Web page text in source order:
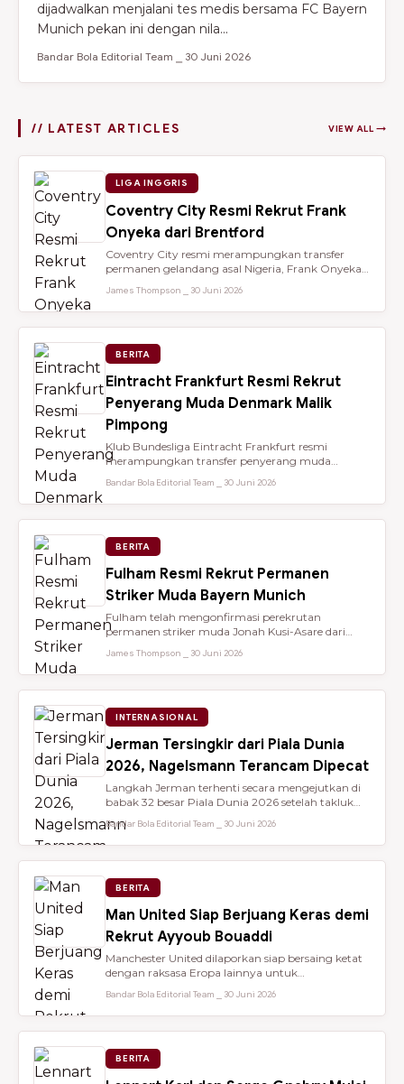
dijadwalkan menjalani tes medis bersama FC Bayern
Munich pekan ini dengan nila...
Bandar Bola Editorial Team ⎯ 30 Juni 2026
// LATEST ARTICLES VIEW ALL →
LIGA INGGRIS
Coventry City Resmi Rekrut Frank
Onyeka dari Brentford
Coventry City resmi merampungkan transfer
permanen gelandang asal Nigeria, Frank Onyeka,
James Thompson ⎯ 30 Juni 2026
BERITA
Eintracht Frankfurt Resmi Rekrut
Penyerang Muda Denmark Malik
Pimpong
Klub Bundesliga Eintracht Frankfurt resmi
merampungkan transfer penyerang muda
Bandar Bola Editorial Team ⎯ 30 Juni 2026
BERITA
Fulham Resmi Rekrut Permanen
Striker Muda Bayern Munich
Fulham telah mengonfirmasi perekrutan
permanen striker muda Jonah Kusi-Asare dari
James Thompson ⎯ 30 Juni 2026
INTERNASIONAL
Jerman Tersingkir dari Piala Dunia
2026, Nagelsmann Terancam Dipecat
Langkah Jerman terhenti secara mengejutkan di
babak 32 besar Piala Dunia 2026 setelah takluk
Bandar Bola Editorial Team ⎯ 30 Juni 2026
BERITA
Man United Siap Berjuang Keras demi
Rekrut Ayyoub Bouaddi
Manchester United dilaporkan siap bersaing ketat
dengan raksasa Eropa lainnya untuk
Bandar Bola Editorial Team ⎯ 30 Juni 2026
BERITA